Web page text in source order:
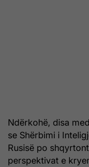
Ndërkohë, disa
se Shërbimi i
Rusisë po
perspektivat e